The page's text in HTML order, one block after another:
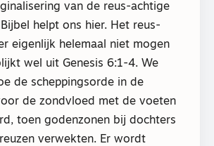
van de reus-achtige
helpt ons hier. Het reus-
eigenlijk helemaal niet mogen
wel uit Genesis 6:1-4. We
de scheppingsorde in de
de zondvloed met de voeten
toen godenzonen bij dochters
verwekten. Er wordt